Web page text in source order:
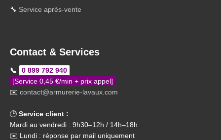
🔧 Service après-vente
Contact & Services
📞
0 899 792 940
[Service 0,45 €/min + prix appel]
✉️ contact@armurerie-lavaux.com
🕒 Service client :
Mardi au vendredi : 9h30–12h / 14h–18h
✉️ Lundi : réponse par mail uniquement